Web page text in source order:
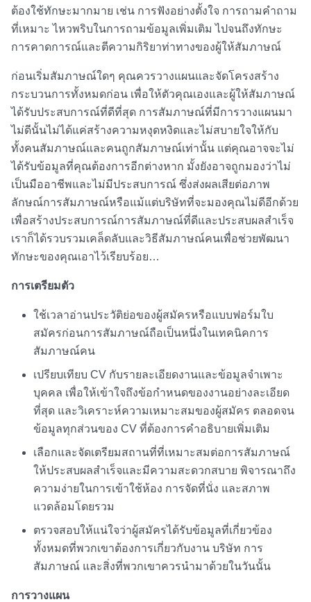
ต้องใช้ทักษะมากมาย เช่น การฟังอย่างตั้งใจ การถามคำถาม
ที่เหมาะ ไหวพริบในการถามข้อมูลเพิ่มเติม ไปจนถึงทักษะ
การคาดการณ์และตีความกิริยาท่าทางของผู้ให้สัมภาษณ์
ก่อนเริ่มสัมภาษณ์ใดๆ คุณควรวางแผนและจัดโครงสร้าง
กระบวนการทั้งหมดก่อน เพื่อให้ตัวคุณเองและผู้ให้สัมภาษณ์
ได้รับประสบการณ์ที่ดีที่สุด การสัมภาษณ์ที่มีการวางแผนมา
ไม่ดีนั้นไม่ได้แค่สร้างความหงุดหงิดและไม่สบายใจให้กับ
ทั้งคนสัมภาษณ์และคนถูกสัมภาษณ์เท่านั้น แต่คุณอาจจะไม่
ได้รับข้อมูลที่คุณต้องการอีกต่างหาก มั้งยังอาจถูกมองว่าไม่
เป็นมืออาชีพและไม่มีประสบการณ์ ซึ่งส่งผลเสียต่อภาพ
ลักษณ์การสัมภาษณ์หรือแม้แต่บริษัทที่จะมองคุณไม่ดีอีกด้วย
เพื่อสร้างประสบการณ์การสัมภาษณ์ที่ดีและประสบผลสำเร็จ
เราก็ได้รวบรวมเคล็ดลับและวิธีสัมภาษณ์คนเพื่อช่วยพัฒนา
ทักษะของคุณเอาไว้เรียบร้อย…
การเตรียมตัว
ใช้เวลาอ่านประวัติย่อของผู้สมัครหรือแบบฟอร์มใบ
สมัครก่อนการสัมภาษณ์ถือเป็นหนึ่งในเทคนิคการ
สัมภาษณ์คน
เปรียบเทียบ CV กับรายละเอียดงานและข้อมูลจำเพาะ
บุคคล เพื่อให้เข้าใจถึงข้อกำหนดของงานอย่างละเอียด
ที่สุด และวิเคราะห์ความเหมาะสมของผู้สมัคร ตลอดจน
ข้อมูลทุกส่วนของ CV ที่ต้องการคำอธิบายเพิ่มเติม
เลือกและจัดเตรียมสถานที่ที่เหมาะสมต่อการสัมภาษณ์
ให้ประสบผลสำเร็จและมีความสะดวกสบาย พิจารณาถึง
ความง่ายในการเข้าใช้ห้อง การจัดที่นั่ง และสภาพ
แวดล้อมโดยรวม
ตรวจสอบให้แน่ใจว่าผู้สมัครได้รับข้อมูลที่เกี่ยวข้อง
ทั้งหมดที่พวกเขาต้องการเกี่ยวกับงาน บริษัท การ
สัมภาษณ์ และสิ่งที่พวกเขาควรนำมาด้วยในวันนั้น
การวางแผน